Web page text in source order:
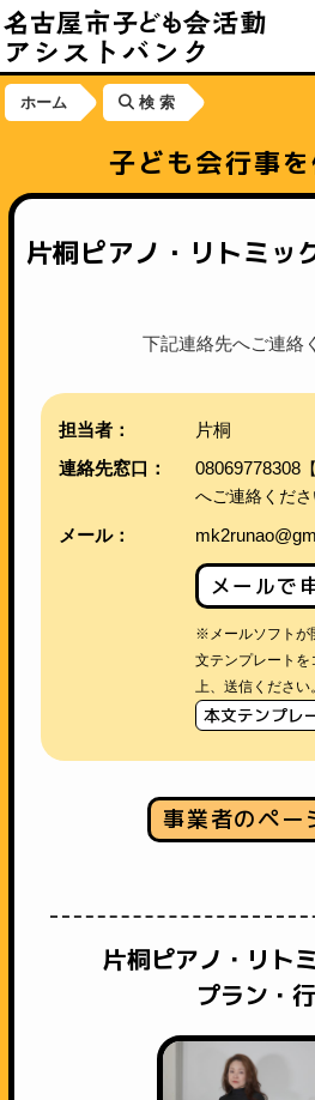
ホーム 検 索
子ども会行事
片桐ピアノ・リトミッ
下記連絡先へご連絡
担当者：
片桐
連絡先窓口：
08069778308
へご連絡くださ
メール：
メールで
※メールソフトが
文テンプレート
上、送信ください。
本文テンプレ
事業者のペー
片桐ピアノ・リト
プラン・